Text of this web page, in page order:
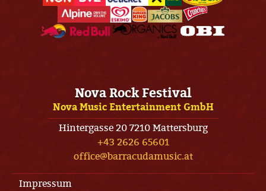
Nova Rock Festival
Nova Music Entertainment GmbH
Hintergasse 20 7210 Mattersburg
+43 2626 65601
office@barracudamusic.at
Impressum